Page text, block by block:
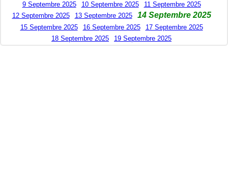
9 Septembre 2025 10 Septembre 2025
11 Septembre 2025
12 Septembre 2025
13 Septembre 2025 14 Septembre 2025
15 Septembre 2025 16 Septembre 2025
17 Septembre 2025
18 Septembre 2025
19 Septembre 2025